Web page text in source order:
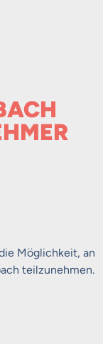
Möglichkeit, an
teilzunehmen.